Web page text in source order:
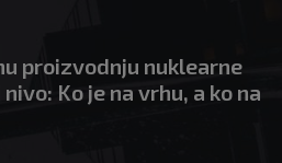
proizvodnju nuklearne
Ko je na vrhu, a ko na